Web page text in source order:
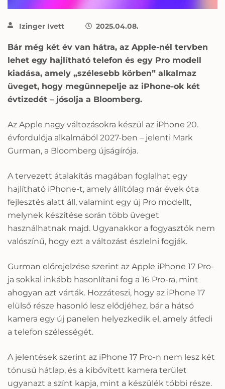
Izinger Ivett 2025.04.08.
Bár még két év van hátra, az Apple-nél tervben
lehet egy hajlítható telefon és egy Pro modell
kiadása, amely „szélesebb körben” alkalmaz
üveget, hogy megünnepelje az iPhone-ok két
évtizedét – jósolja a Bloomberg.
Az Apple nagy változásokra készül az iPhone 20.
évfordulója alkalmából 2027-ben – jelenti Mark
Gurman, a Bloomberg újságírója.
A tervezett átalakítás magában foglalhat egy
hajlítható iPhone-t, amely állítólag már évek óta
fejlesztés alatt áll, valamint egy új Pro modellt,
melynek készítése során több üveget
használhatnak majd. Ugyanakkor a fogyasztók nem
valószínű, hogy ezt a változást észlelni fogják.
Gurman előrejelzése szerint az Apple iPhone 17 Pro-
ja sokkal inkább hasonlítani fog a 16 Pro-ra, mint
ahogyan azt várták. Hozzáteszi, hogy az iPhone 17
elülső része hasonló lesz elődjéhez, bár a hátsó
kamera egy új panelen helyezkedik el, amely átfedi
a telefon szélességét.
A jelentések szerint az iPhone 17 Pro-n nem lesz két
tónusú hátlap, és a kibővített kamera terület
ugyanazt a színt kapja, mint a készülék többi része.